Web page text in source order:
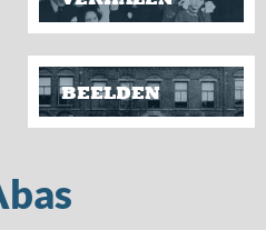
BEELDEN